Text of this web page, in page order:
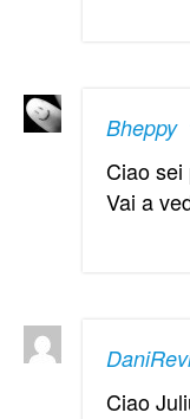
Bheppy
Ciao sei
Vai a
Ciao